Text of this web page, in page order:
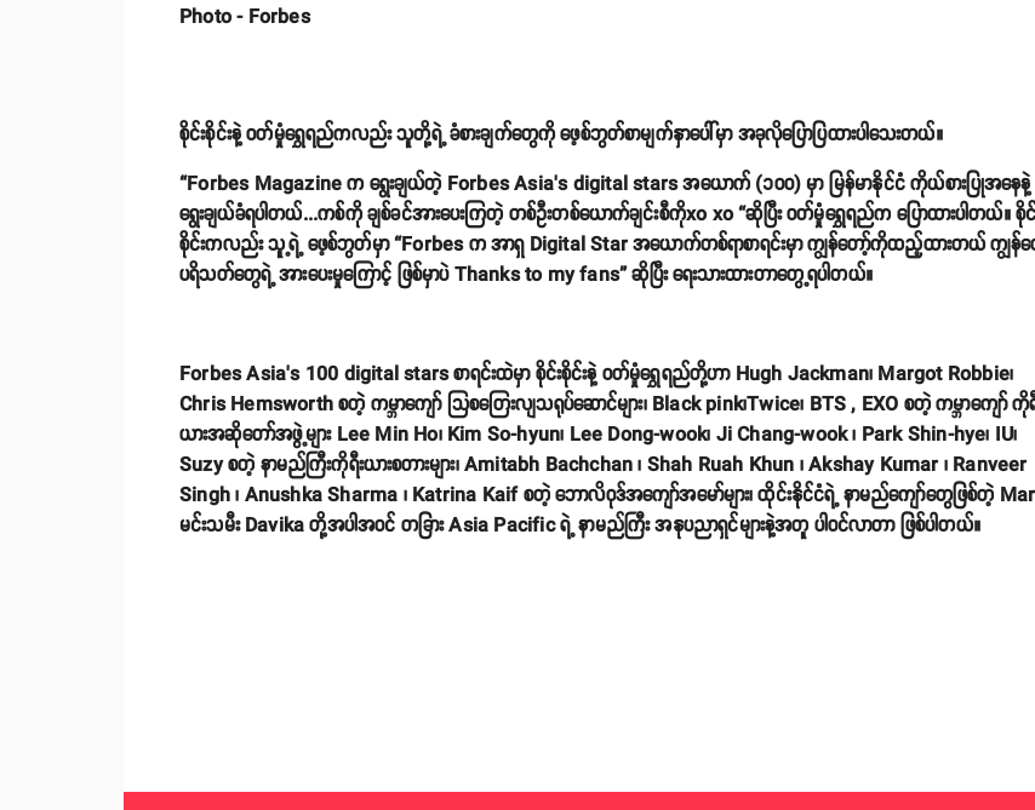
Photo - Forbes
စိုင်းစိုင်းနဲ့ ဝတ်မှုံရွှေရည်ကလည်း သူတို့ရဲ့ ခံစားချက်တွေကို ဖေ့စ်ဘွတ်စာမျက်နှာပေါ်မှာ အခုလိုပြောပြထားပါသေးတယ်။
“Forbes Magazine က ရွေးချယ်တဲ့ Forbes Asia’s digital stars အယောက် (၁၀၀) မှာ မြန်မာနိုင်ငံ ကိုယ်စားပြုအနေ
ရွေးချယ်ခံရပါတယ်...ကစ်ကို ချစ်ခင်အားပေးကြတဲ့ တစ်ဦးတစ်ယောက်ချင်းစီကိုxo xo “ဆိုပြီး ဝတ်မှုံရွှေရည်က ပြောထားပါတယ်။ စို
စိုင်းကလည်း သူ့ရဲ့ ဖေ့စ်ဘွတ်မှာ “Forbes က အာရှ Digital Star အယောက်တစ်ရာစာရင်းမှာ ကျွန်တော့်ကိုထည့်ထားတယ် ကျွန်
ပရိသတ်တွေရဲ့ အားပေးမှုကြောင့် ဖြစ်မှာပဲ Thanks to my fans” ဆိုပြီး ရေးသားထားတာတွေ့ရပါတယ်။
Forbes Asia’s 100 digital stars စာရင်းထဲမှာ စိုင်းစိုင်းနဲ့ ဝတ်မှုံရွှေရည်တို့ဟာ Hugh Jackman၊ Margot Robbie၊
Chris Hemsworth စတဲ့ ကမ္ဘာကျော် သြစတြေးလျသရုပ်ဆောင်များ၊ Black pink၊Twice၊ BTS , EXO စတဲ့ ကမ္ဘာကျော် ကို
ယားအဆိုတော်အဖွဲ့များ Lee Min Ho၊ Kim So-hyun၊ Lee Dong-wook၊ Ji Chang-wook ၊ Park Shin-hye၊ IU၊
Suzy စတဲ့ နာမည်ကြီးကိုရီးယားစတားများ၊ Amitabh Bachchan ၊ Shah Ruah Khun ၊ Akshay Kumar ၊ Ranveer
Singh ၊ Anushka Sharma ၊ Katrina Kaif စတဲ့ ဘောလိဝုဒ်အကျော်အမော်များ၊ ထိုင်းနိုင်ငံရဲ့ နာမည်ကျော်တွေဖြစ်တဲ့
မင်းသမီး Davika တို့အပါအ၀င် တခြား Asia Pacific ရဲ့ နာမည်ကြီး အနုပညာရှင်များနဲ့အတူ ပါဝင်လာတာ ဖြစ်ပါတယ်။